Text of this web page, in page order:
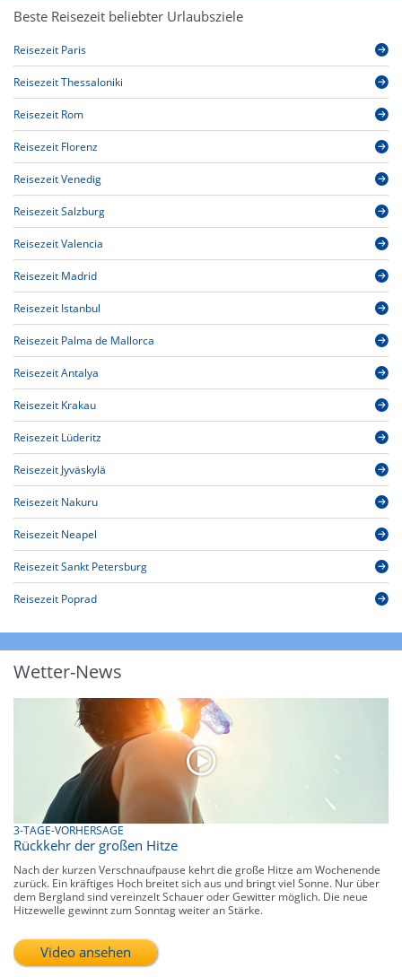
Beste Reisezeit beliebter Urlaubsziele
Reisezeit Paris
Reisezeit Thessaloniki
Reisezeit Rom
Reisezeit Florenz
Reisezeit Venedig
Reisezeit Salzburg
Reisezeit Valencia
Reisezeit Madrid
Reisezeit Istanbul
Reisezeit Palma de Mallorca
Reisezeit Antalya
Reisezeit Krakau
Reisezeit Lüderitz
Reisezeit Jyväskylä
Reisezeit Nakuru
Reisezeit Neapel
Reisezeit Sankt Petersburg
Reisezeit Poprad
Wetter-News
3-TAGE-VORHERSAGE
Rückkehr der großen Hitze
Nach der kurzen Verschnaufpause kehrt die große Hitze am Wochenende
zurück. Ein kräftiges Hoch breitet sich aus und bringt viel Sonne. Nur über
dem Bergland sind vereinzelt Schauer oder Gewitter möglich. Die neue
Hitzewelle gewinnt zum Sonntag weiter an Stärke.
Video ansehen